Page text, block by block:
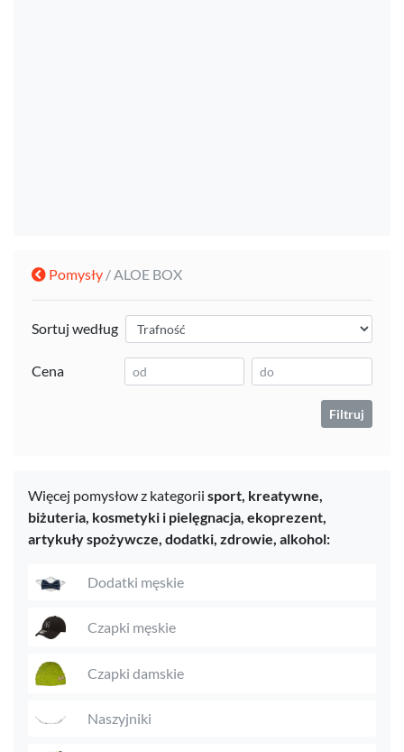
Pomysły / ALOE BOX
Sortuj według
Cena
Filtruj
Więcej pomysłow z kategorii sport, kreatywne,
biżuteria, kosmetyki i pielęgnacja, ekoprezent,
artykuły spożywcze, dodatki, zdrowie, alkohol:
Dodatki męskie
Czapki męskie
Czapki damskie
Naszyjniki